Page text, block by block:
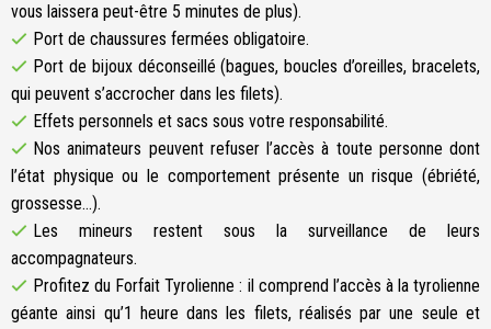
vous laissera peut-être 5 minutes de plus).
Port de chaussures fermées obligatoire.
Port de bijoux déconseillé (bagues, boucles d’oreilles, bracelets,
qui peuvent s’accrocher dans les filets).
Effets personnels et sacs sous votre responsabilité.
Nos animateurs peuvent refuser l’accès à toute personne dont
l’état physique ou le comportement présente un risque (ébriété,
grossesse…).
Les mineurs restent sous la surveillance de leurs
accompagnateurs.
Profitez du Forfait Tyrolienne : il comprend l’accès à la tyrolienne
géante ainsi qu’1 heure dans les filets, réalisés par une seule et